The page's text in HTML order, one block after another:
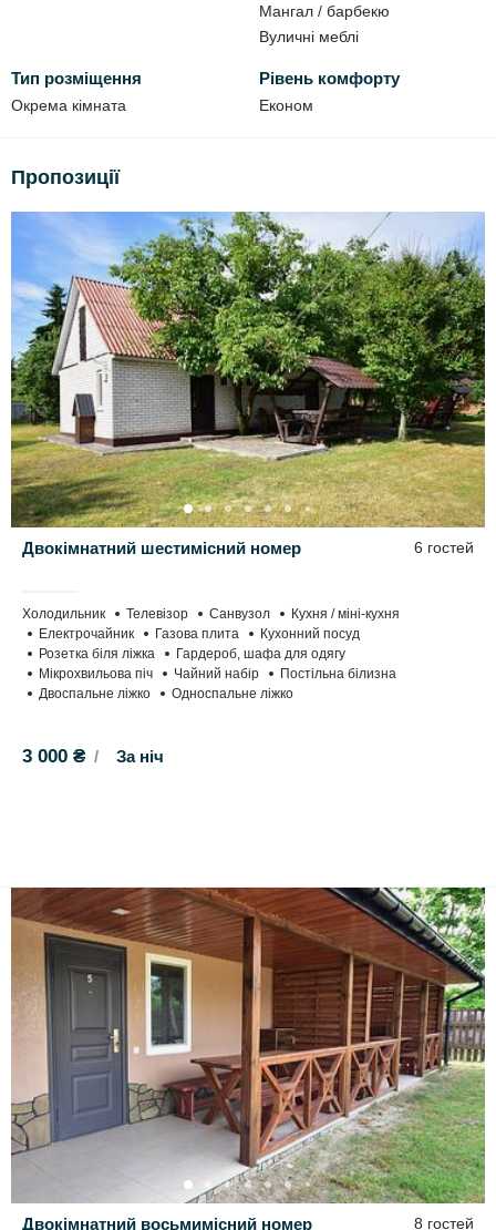
Мангал / барбекю
Вуличні меблі
Тип розміщення
Окрема кімната
Рівень комфорту
Економ
Пропозиції
Двокімнатний шестимісний номер 6 гостей
Холодильник Телевізор Санвузол
Кухня / міні-кухня
Електрочайник
Газова плита
Кухонний посуд
Розетка біля ліжка
Гардероб, шафа для одягу
Мікрохвильова піч
Чайний набір
Постільна білизна
Двоспальне ліжко
Односпальне ліжко
3 000 ₴ За ніч
Двокімнатний восьмимісний номер 8 гостей